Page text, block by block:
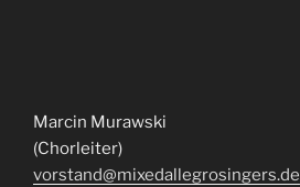
Marcin Murawski
(Chorleiter)
vorstand@mixedallegrosingers.de